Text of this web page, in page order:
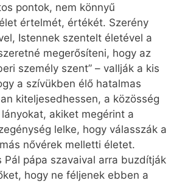
pontok, nem könnyű
értelmét, értékét. Szerény
Istennek szentelt életével a
megerősíteni, hogy az
személy szent” – vallják a kis
a szívükben élő hatalmas
kiteljesedhessen, a közösség
akiket megérint a
lelke, hogy válasszák a
nővérek melletti életet.
Pál pápa szavaival arra buzdítják
hogy ne féljenek ebben a